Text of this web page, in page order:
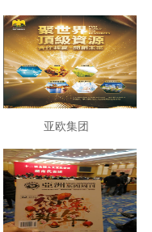
弹（枕戈）
亚欧集团